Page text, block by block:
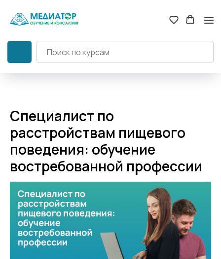
Специалист по
расстройствам пищевого
поведения: обучение
востребованной профессии